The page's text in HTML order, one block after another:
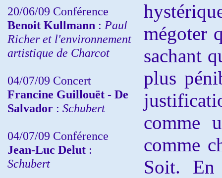
20/06/09 Conférence
Benoit Kullmann : Paul
Richer et l'environnement
artistique de Charcot
04/07/09 Concert
Francine Guillouët - De
Salvador : Schubert
04/07/09 Conférence
Jean-Luc Delut :
Schubert
mégoter
sachant
plus
comme
comme
Soit.